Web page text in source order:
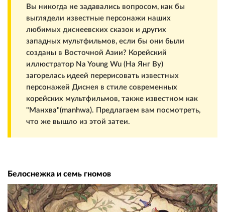
Вы никогда не задавались вопросом, как бы
выглядели известные персонажи наших
любимых диснеевских сказок и других
западных мультфильмов, если бы они были
созданы в Восточной Азии? Корейский
иллюстратор Na Young Wu (На Янг Ву)
загорелась идеей перерисовать известных
персонажей Диснея в стиле современных
корейских мультфильмов, также известном как
"Манхва"(manhwa). Предлагаем вам посмотреть,
что же вышло из этой затеи.
Белоснежка и семь гномов